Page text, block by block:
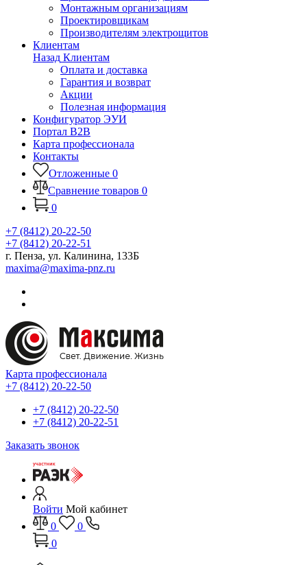
Монтажным организациям
Проектировщикам
Производителям электрощитов
Клиентам
Назад Клиентам
Оплата и доставка
Гарантия и возврат
Акции
Полезная информация
Конфигуратор ЭУИ
Портал B2B
Карта профессионала
Контакты
Отложенные 0
Сравнение товаров 0
0
+7 (8412) 20-22-50
+7 (8412) 20-22-51
г. Пенза, ул. Калинина, 133Б
maxima@maxima-pnz.ru
Карта профессионала
+7 (8412) 20-22-50
+7 (8412) 20-22-50
+7 (8412) 20-22-51
Заказать звонок
Войти Мой кабинет
0
0
0